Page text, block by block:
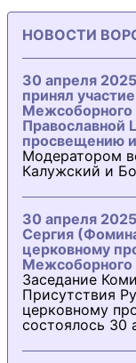
НОВОСТИ
30 апреля
принял
Межсоборного
Православной
просвещению
Модератором
Калужский и
30 апреля
Сергия
церковному
Межсоборного
Заседание
Присутствия
церковному
состоялось 30